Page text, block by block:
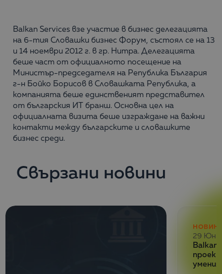
Balkan Services взе участие в бизнес делегацията
на 6-тия Словашки бизнес Форум, състоял се на 13
и 14 ноември 2012 г. в гр. Нитра. Делегацията
беше част от официалното посещение на
Министър-председателя на Република България
г-н Бойко Борисов в Словашката Република, а
компанията беше единственият представител
от българския ИТ бранш. Основна цел на
официалната визита беше изграждане на важни
контакти между българските и словашките
бизнес среди.
Свързани новини
29 Юни
Balkan